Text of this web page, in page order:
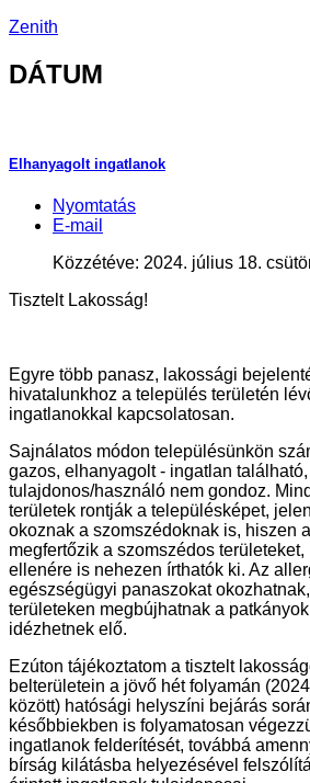
Zenith
DÁTUM
Elhanyagolt ingatlanok
Nyomtatás
E-mail
Közzétéve: 2024. július 18.
Tisztelt Lakosság!
Egyre több panasz, lakossági
hivatalunkhoz a település területén
ingatlanokkal kapcsolatosan.
Sajnálatos módon településünkön
gazos, elhanyagolt - ingatlan
tulajdonos/használó nem gondoz.
területek rontják a településképet,
okoznak a szomszédoknak is, hiszen
megfertőzik a szomszédos
ellenére is nehezen írthatók ki. Az
egészségügyi panaszokat
területeken megbújhatnak a
idézhetnek elő.
Ezúton tájékoztatom a tisztelt
belterületein a jövő hét folyamán
között) hatósági helyszíni bejárás
későbbiekben is folyamatosan
ingatlanok felderítését, továbbá
bírság kilátásba helyezésével